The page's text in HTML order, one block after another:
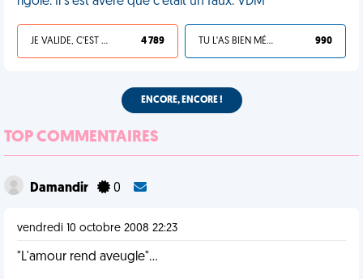
JE VALIDE, C'EST UNE VDM 4 789 TU L'AS BIEN MÉRITÉ 990
ENCORE, ENCORE !
TOP COMMENTAIRES
Damandir 0
vendredi 10 octobre 2008 22:23
"L'amour rend aveugle"...